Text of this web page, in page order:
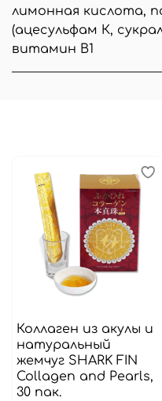
лимонная кислота, подсластитель
(ацесульфам К,
витамин B1
Коллаген из акулы и
натуральный
жемчуг SHARK FIN
Collagen and Pearls,
30 пак.